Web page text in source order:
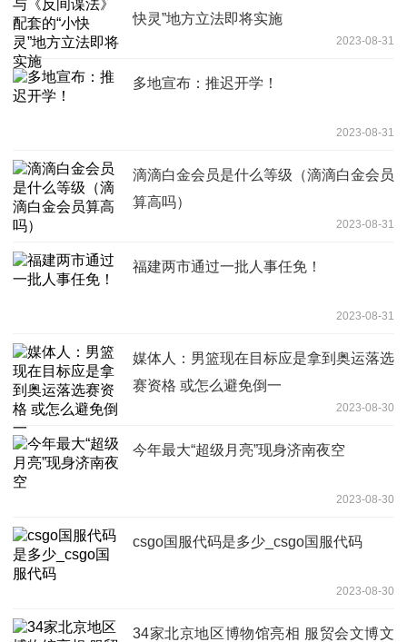
快灵”地方立法即将实施
2023-08-31
多地宣布：推迟开学！
2023-08-31
滴滴白金会员是什么等级（滴滴白金会员
算高吗）
2023-08-31
福建两市通过一批人事任免！
2023-08-31
媒体人：男篮现在目标应是拿到奥运落选
赛资格 或怎么避免倒一
2023-08-30
今年最大“超级月亮”现身济南夜空
2023-08-30
csgo国服代码是多少_csgo国服代码
2023-08-30
34家北京地区博物馆亮相 服贸会文博文